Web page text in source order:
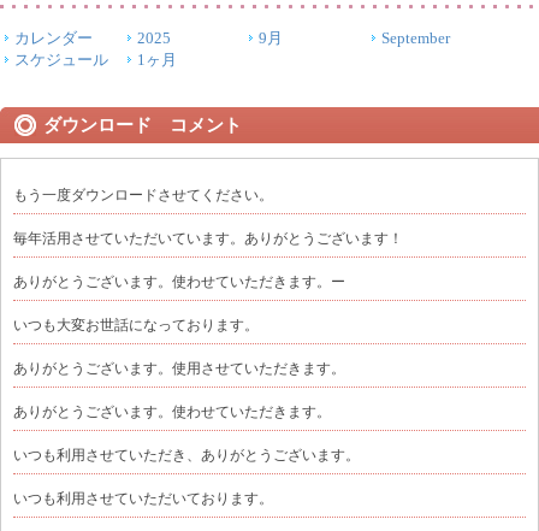
カレンダー 2025 9月
September
スケジュール
1ヶ月
ダウンロード コメント
もう一度ダウンロードさせてください。
毎年活用させていただいています。ありがとうございます！
ありがとうございます。使わせていただきます。ー
いつも大変お世話になっております。
ありがとうございます。使用させていただきます。
ありがとうございます。使わせていただきます。
いつも利用させていただき、ありがとうございます。
いつも利用させていただいております。